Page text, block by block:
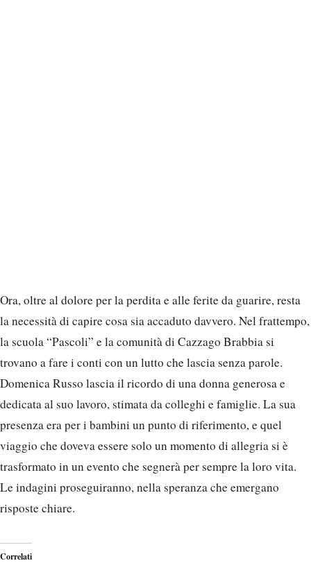
Ora, oltre al dolore per la perdita e alle ferite da guarire, resta
la necessità di capire cosa sia accaduto davvero. Nel frattempo,
la scuola “Pascoli” e la comunità di Cazzago Brabbia si
trovano a fare i conti con un lutto che lascia senza parole.
Domenica Russo lascia il ricordo di una donna generosa e
dedicata al suo lavoro, stimata da colleghi e famiglie. La sua
presenza era per i bambini un punto di riferimento, e quel
viaggio che doveva essere solo un momento di allegria si è
trasformato in un evento che segnerà per sempre la loro vita.
Le indagini proseguiranno, nella speranza che emergano
risposte chiare.
Correlati